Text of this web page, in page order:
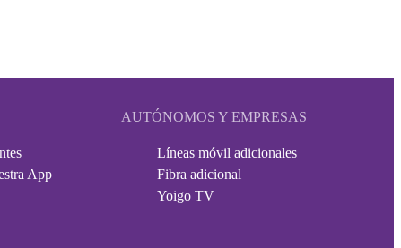
App
AUTÓNOMOS Y EMPRESAS
Líneas móvil adicionales
Fibra adicional
Yoigo TV